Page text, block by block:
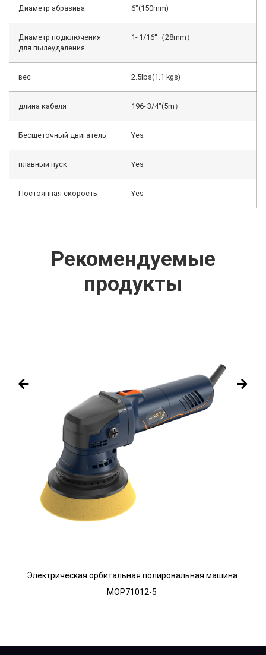
Диаметр абразива 6″(150mm)
Диаметр подключения
для пылеудаления
1- 1/16“（28mm）
вес 2.5lbs(1.1 kgs)
длина кабеля 196- 3/4″(5m）
Бесщеточный двигатель Yes
плавный пуск Yes
Постоянная скорость Yes
Рекомендуемые
продукты
Электрическая орбитальная полировальная машина
MOP71012-5